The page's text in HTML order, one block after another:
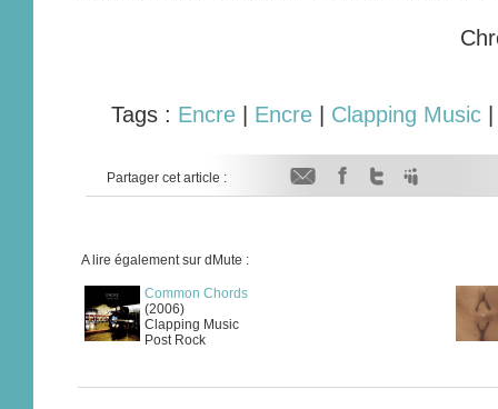
Tags : Encre Encre Clapping Music
Partager cet article :
A lire également sur dMute :
Common Chords
(2006)
Clapping Music
Post Rock